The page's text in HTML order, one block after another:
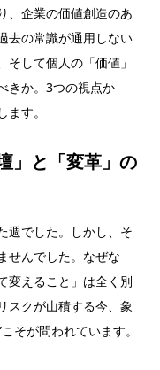
、企業の価値創造のあ
去の常識が通用しない
して個人の「価値」
きか。3つの視点か
す。
」と「変革」の
週でした。しかし、そ
せんでした。なぜな
変えること」は全く別
スクが山積する今、象
そが問われています。